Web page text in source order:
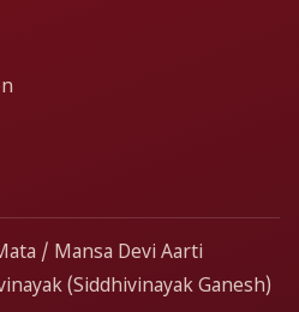
/ Mansa Devi Aarti
(Siddhivinayak Ganesh)